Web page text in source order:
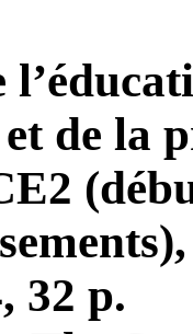
de la
32 p.